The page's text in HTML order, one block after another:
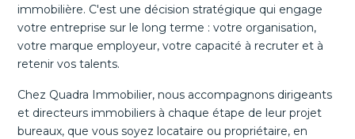
immobilière. C'est une décision stratégique qui engage
votre entreprise sur le long terme : votre organisation,
votre marque employeur, votre capacité à recruter et à
retenir vos talents.
Chez Quadra Immobilier, nous accompagnons dirigeants
et directeurs immobiliers à chaque étape de leur projet
bureaux, que vous soyez locataire ou propriétaire, en